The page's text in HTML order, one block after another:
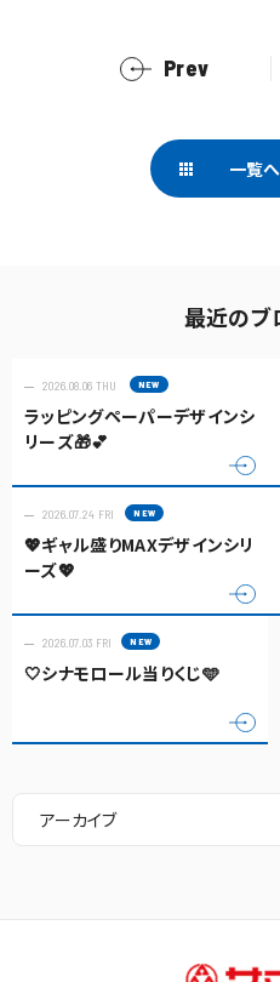
Prev
一覧
最近のブ
2026.08.06 THU
ラッピングペーパーデザインシ
リーズ🎁💕
2026.07.24 FRI
💖ギャル盛りMAXデザインシリ
ーズ💖
2026.07.03 FRI
🤍シナモロール当りくじ🩵
アーカイブ